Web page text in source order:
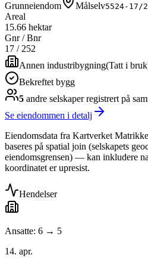
Grunneiendom
Målselv5524-17/
Areal
15.66 hektar
Gnr / Bnr
17 /252
Annen industribygning(Tatt i bruk
Bekreftet bygg
5 andre selskaperregistrert på
Se eiendommen i detalj
Eiendomsdata fra Kartverket
baseres på spatial join (selskapets
eiendomsgrensen) — kan inkludere
koordinatet er upresist.
Hendelser
Ansatte: 6 → 5
14. apr.